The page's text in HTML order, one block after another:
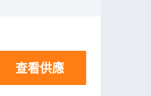
查看供應